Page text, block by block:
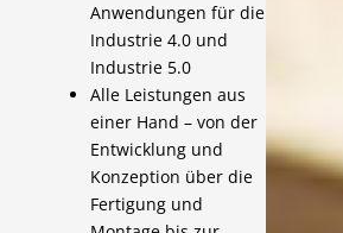
Anwendungen für die
Industrie 4.0 und
Industrie 5.0
Alle Leistungen aus
einer Hand – von der
Entwicklung und
Konzeption über die
Fertigung und